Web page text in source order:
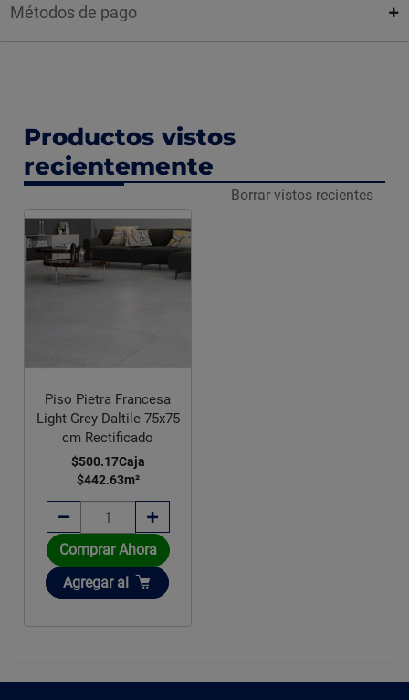
Métodos de pago
Productos vistos
recientemente
Borrar vistos recientes
Piso Pietra Francesa
Light Grey Daltile 75x75
cm Rectificado
$500.17Caja
$442.63m²
Comprar Ahora
Añadir
Agregar al